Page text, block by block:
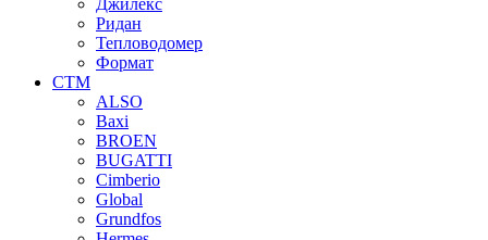
Ридан
Тепловодомер
Формат
СТМ
ALSO
Baxi
BROEN
BUGATTI
Cimberio
Global
Grundfos